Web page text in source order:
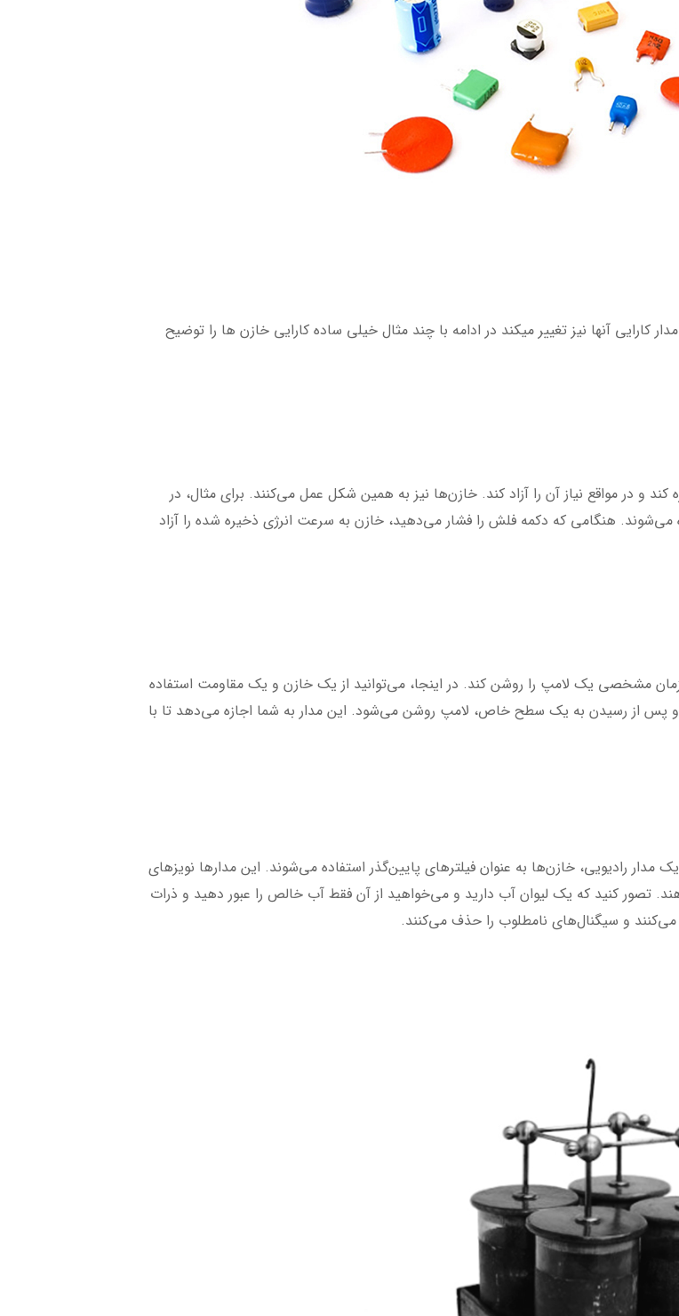
کارایی آنها نیز تغییر میکند در ادامه با چند مثال خیلی ساده کارایی خازن ها را توضیح
و در مواقع نیاز آن را آزاد کند. خازن‌ها نیز به همین شکل عمل می‌کنند. برای مثال، در
می‌شوند. هنگامی که دکمه فلش را فشار می‌دهید، خازن به سرعت انرژی ذخیره شده را آزاد
مشخصی یک لامپ را روشن کند. در اینجا، می‌توانید از یک خازن و یک مقاومت استفاده
و پس از رسیدن به یک سطح خاص، لامپ روشن می‌شود. این مدار به شما اجازه می‌دهد تا با
مدار رادیویی، خازن‌ها به عنوان فیلترهای پایین‌گذر استفاده می‌شوند. این مدارها نویزهای
تصور کنید که یک لیوان آب دارید و می‌خواهید از آن فقط آب خالص را عبور دهید و ذرات
و سیگنال‌های نامطلوب را حذف می‌کنند.